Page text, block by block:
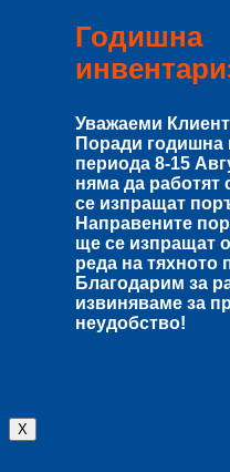
Годишна
Уважаеми
Поради годишна
периода 8-15
няма да работят
се изпращат
Направените
ще се изпращат
реда на тяхното
Благодарим за
извиняваме за
неудобство!
X